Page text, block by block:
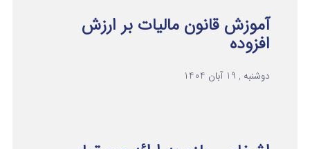
آموزش قانون مالیات بر ارزش
افزوده
دوشنبه , 19 آبان 1404